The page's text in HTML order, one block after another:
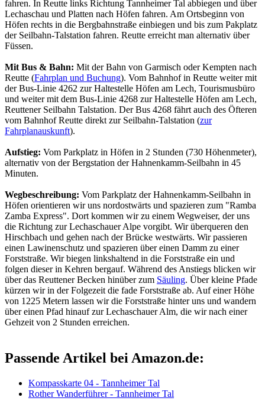
fahren. In Reutte links Richtung Tannheimer Tal abbiegen und über
Lechaschau und Platten nach Höfen fahren. Am Ortsbeginn von
Höfen rechts in die Bergbahnstraße einbiegen und bis zum Pakplatz
der Seilbahn-Talstation fahren. Reutte erreicht man alternativ über
Füssen.
Mit Bus & Bahn: Mit der Bahn von Garmisch oder Kempten nach
Reutte (Fahrplan und Buchung). Vom Bahnhof in Reutte weiter mit
der Bus-Linie 4262 zur Haltestelle Höfen am Lech, Tourismusbüro
und weiter mit dem Bus-Linie 4268 zur Haltestelle Höfen am Lech,
Reuttener Seilbahn Talstation. Der Bus 4268 fährt auch des Öfteren
vom Bahnhof Reutte direkt zur Seilbahn-Talstation (zur
Fahrplanauskunft).
Aufstieg: Vom Parkplatz in Höfen in 2 Stunden (730 Höhenmeter),
alternativ von der Bergstation der Hahnenkamm-Seilbahn in 45
Minuten.
Wegbeschreibung: Vom Parkplatz der Hahnenkamm-Seilbahn in
Höfen orientieren wir uns nordostwärts und spazieren zum "Ramba
Zamba Express". Dort kommen wir zu einem Wegweiser, der uns
die Richtung zur Lechaschauer Alpe vorgibt. Wir überqueren den
Hirschbach und gehen nach der Brücke westwärts. Wir passieren
einen Lawinenschutz und spazieren über einen Damm zu einer
Forststraße. Wir biegen linkshaltend in die Forststraße ein und
folgen dieser in Kehren bergauf. Während des Anstiegs blicken wir
über das Reuttener Becken hinüber zum Säuling. Über kleine Pfade
kürzen wir in der Folgezeit die fade Forststraße ab. Auf einer Höhe
von 1225 Metern lassen wir die Forststraße hinter uns und wandern
über einen Pfad hinauf zur Lechaschauer Alm, die wir nach einer
Gehzeit von 2 Stunden erreichen.
Passende Artikel bei Amazon.de:
Kompasskarte 04 - Tannheimer Tal
Rother Wanderführer - Tannheimer Tal